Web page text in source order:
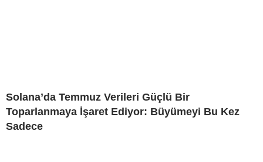
Solana’da Temmuz Verileri Güçlü Bir
Toparlanmaya İşaret Ediyor: Büyümeyi Bu Kez
Sadece